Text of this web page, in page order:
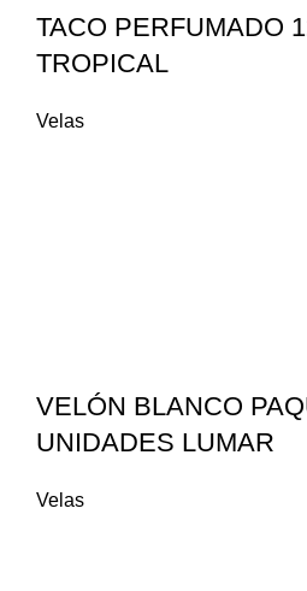
TACO PERFUMADO
TROPICAL
Velas
VELÓN BLANCO
UNIDADES LUMAR
Velas